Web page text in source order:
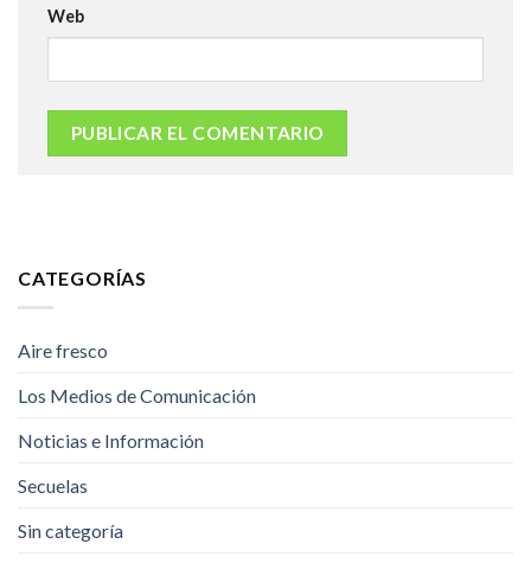
Web
CATEGORÍAS
Aire fresco
Los Medios de Comunicación
Noticias e Información
Secuelas
Sin categoría